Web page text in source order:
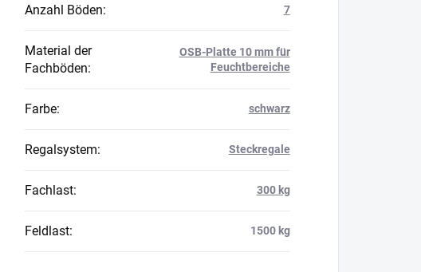
Anzahl Böden: 7
Material der
Fachböden:
OSB-Platte 10 mm für
Feuchtbereiche
Farbe: schwarz
Regalsystem: Steckregale
Fachlast: 300 kg
Feldlast: 1500 kg